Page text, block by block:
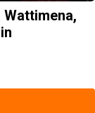
Wattimena,